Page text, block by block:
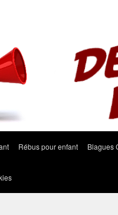
Rébus pour enfant Blagues